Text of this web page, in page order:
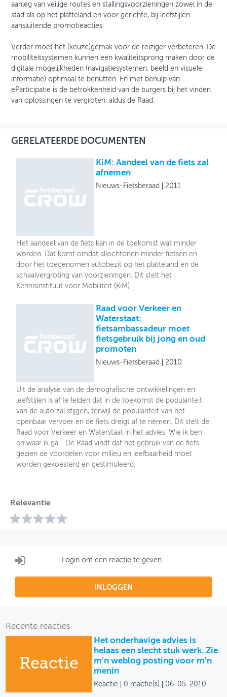
aanleg van veilige routes en stallingsvoorzieningen zowel in de
stad als op het platteland en voor gerichte, bij leefstijlen
aansluitende promotieacties.
Verder moet het (keuze)gemak voor de reiziger verbeteren. De
mobiliteitsystemen kunnen een kwaliteitsprong maken door de
digitale mogelijkheden (navigatiesystemen, beeld en visuele
informatie) optimaal te benutten. En met behulp van
eParticipatie is de betrokkenheid van de burgers bij het vinden
van oplossingen te vergroten, aldus de Raad.
GERELATEERDE DOCUMENTEN
KiM: Aandeel van de fiets zal
afnemen
Nieuws-Fietsberaad 2011
Het aandeel van de fiets kan in de toekomst wat minder
worden. Dat komt omdat allochtonen minder fietsen en
door het toegenomen autobezit op het platteland en de
schaalvergroting van voorzieningen. Dit stelt het
Kennisinstituut voor Mobiliteit (KiM).
Raad voor Verkeer en
Waterstaat:
fietsambassadeur moet
fietsgebruik bij jong en oud
promoten
Nieuws-Fietsberaad 2010
Uit de analyse van de demografische ontwikkelingen en
leefstijlen is af te leiden dat in de toekomst de populariteit
van de auto zal stijgen, terwijl de populariteit van het
openbaar vervoer en de fiets dreigt af te nemen. Dit stelt de
Raad voor Verkeer en Waterstaat in het advies 'Wie ik ben
en waar ik ga´. De Raad vindt dat het gebruik van de fiets
gezien de voordelen voor milieu en leefbaarheid moet
worden gekoesterd en gestimuleerd.
Relevantie
Login om een reactie te geven
INLOGGEN
Recente reacties
Reactie
Het onderhavige advies is
helaas een slecht stuk werk. Zie
m'n weblog posting voor m'n
menin
Reactie 0 reactie(s) 06-05-2010